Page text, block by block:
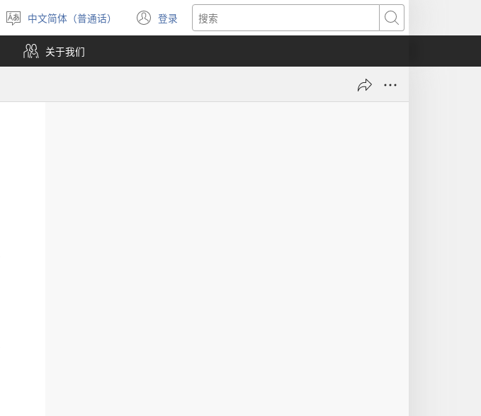
选
择
语
言
中文简体（普通话） 登录
（打
开
窗
搜
索
关于我们